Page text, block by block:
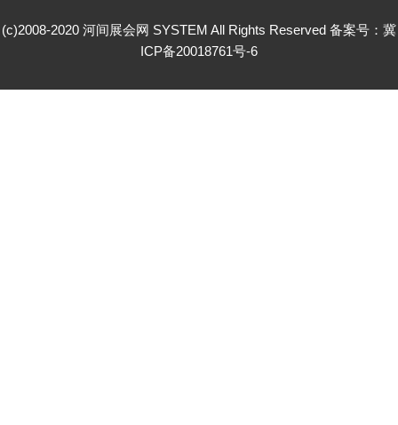
(c)2008-2020 河间展会网 SYSTEM All Rights Reserved 备案号： 冀
ICP备20018761号-6